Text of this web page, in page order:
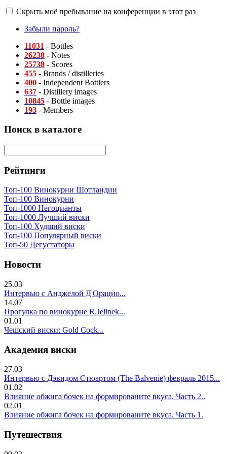
Скрыть моё пребывание на конференции в этот раз
Забыли пароль?
11031 - Bottles
26238 - Notes
25738 - Scores
455 - Brands / distilleries
400 - Independent Bottlers
637 - Distillery images
10845 - Bottle images
193 - Members
Поиск в каталоге
Рейтинги
Топ-100 Винокурни Шотландии
Топ-100 Винокурни
Топ-1000 Негоцианты
Топ-1000 Лучший виски
Топ-100 Худший виски
Топ-100 Популярный виски
Топ-50 Дегустаторы
Новости
25.03
Интервью с Анджелой Д'Орацио...
14.07
Прогулка по винокурне R.Jelinek...
01.01
Чешский виски: Gold Cock...
Академия виски
27.03
Интервью с Дэвидом Стюартом (The Balvenie) февраль 2015...
01.02
Влияние обжига бочек на формированите вкуса. Часть 2..
02.01
Влияние обжига бочек на формированите вкуса. Часть 1.
Путешествия